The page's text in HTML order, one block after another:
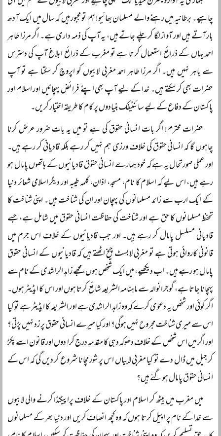
چاہیے۔ برطانیہ میں رہنے والے مسلمان بھائیو! ہم تو مجبور ہیں کہ سال میں ایک آدھ
بار آتے ہیں اور آواز لگا کر چلے جاتے ہیں، یہ آپ کی ذمہ داری ہے۔ اگر مرزا طاہر
احمد یہاں کے ذرائع استعمال کرتا ہے تو مغرب کے ذرائع ابلاغ آپ کی دسترس
سے باہر نہیں ہیں۔ اگر مرزا طاہر احمد مغربی لابیوں کو اپروچ کر سکتا ہے تو آپ
حضرات بھی کر سکتے ہیں۔ خدا کے لیے آپ بھی اپنے فرائض پہچانیں اور اسلام اور
پاکستان کے دفاع کے لیے سائنٹیفک بنیادوں پر کام کا طریقہ اختیار کریں۔
حضرات محترم! اگر بات انسانی حقوق کی ہے تو میں یہ بات ضرور عرض کرنا
چاہوں گا کہ انسانی حقوق کی خلاف ورزی ہم نہیں کر رہے بلکہ قادیانی کر رہے ہیں۔
اور عملی صورتحال یہ ہے کہ خود ہمارے انسانی حقوق قادیانیوں کے ہاتھوں پامال ہو
رہے ہیں، اس لیے کہ اسلام کا نام، مسجد، اذان، کلمہ طیبہ اور دیگر اسلامی شعائر دنیا
کے ایک ارب سے زائد مسلمانوں کی پہچان اور ان کی شناخت ہیں۔ اپنی شناخت کا
تحفظ مسلمانوں کا حق ہے اور شناخت کی حفاظت انسانی حقوق میں شامل ہے، جسے
قادیانی مسلسل پامال کر رہے ہیں۔ اور جب قادیانیوں کے خلاف اس جرم میں
قانونی کاروائی ہوتی ہے تو مغربی لابسٹ چیخ اٹھتے ہیں کہ قادیانیوں کے انسانی حقوق
پامال ہو رہے ہیں۔ اب دیکھیے، میں ایک شخص ہوں، مجھے زاہد الراشدی کے نام سے
پہچانا جاتا ہے، گوجرانوالہ سے ماہنامہ الشریعہ شائع کرتا ہوں اور اس کا ایڈیٹر ہوں۔
اگر کوئی اور شخص یہ دعوٰی کرے کہ وہ زاہد الراشدی ہے اور الشریعہ کا ایڈیٹر ہے تو کیا
اس سے میری شناخت مجروح نہیں ہوگی؟ اور کیا میرے انسانی حقوق پر زد نہیں پڑتی؟
اور اگر میں اس شخص کے خلاف دھوکہ دہی کا مقدمہ درج کرا دوں اور قانون اسے پکڑ
کر جیل میں ڈال دے تو کیا مغربی لابیاں اس پر شور مچانا شروع کر دیں گی کہ اس کے
انسانی حقوق پامال ہو گئے ہیں؟
میں مغرب میں بیٹھ کر اسلام اور پاکستان کے خلاف پراپیگنڈا کرنے والی لابیوں
سے خدا کے نام پر اپیل کرتا ہوں کہ وہ کچھ انصاف کریں اور دنیا بھر کے مسلمانوں